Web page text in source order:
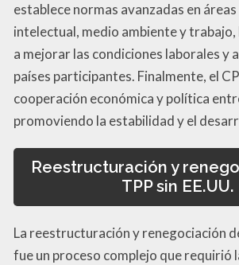
establece normas avanzadas en
intelectual, medio ambiente y
a mejorar las condiciones laborales y
países participantes. Finalmente, el
cooperación económica y política
promoviendo la estabilidad y el
Reestructuración y
TPP sin EE.UU.
La reestructuración y renegociación
fue un proceso complejo que requirió